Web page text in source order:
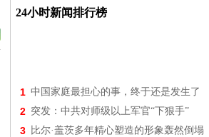
24小时新闻排行榜
1 中国家庭最担心的事，终于还是发生了
2 突发：中共对师级以上军官“下狠手”
3 比尔·盖茨多年精心塑造的形象轰然倒塌